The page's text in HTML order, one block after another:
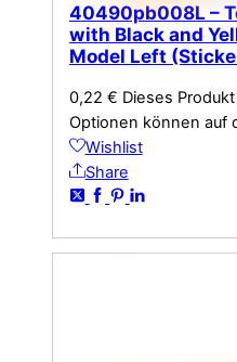
40490pb008L –
with Black and
Model Left
0,22 € Dieses
Optionen können auf
Wishlist
Share